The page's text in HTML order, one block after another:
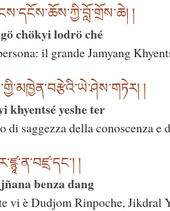
།
chökyi lodrö ché
il grande Jamyang
།
khyentsé yeshe ter
di saggezza della conoscenza
།
benza dang
vi è Dudjom Rinpoche, Jikdral